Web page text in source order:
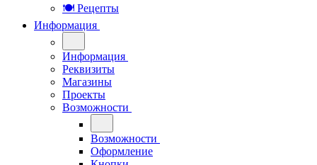
🍽 Рецепты
Информация
Информация
Реквизиты
Магазины
Проекты
Возможности
Возможности
Оформление